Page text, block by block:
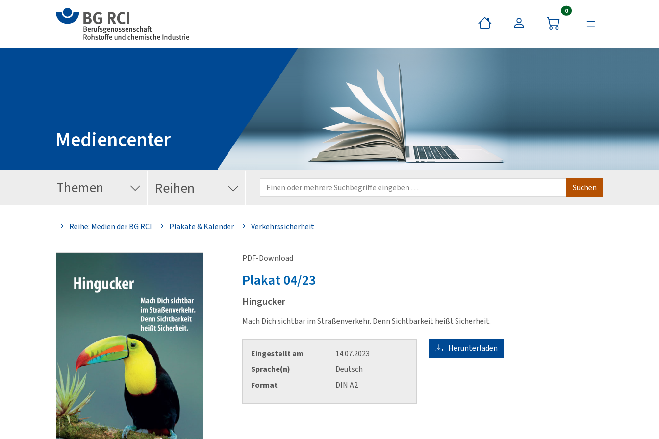
0Artikel im Warenkorb
Mediencenter
Themen Reihen
Reihe: Medien der BG RCI Plakate & Kalender Verkehrssicherheit
PDF-Download
Plakat04/23
Hingucker
Mach Dich sichtbar im Straßenverkehr. Denn Sichtbarkeit heißt Sicherheit.
Eingestellt am
14.07.2023
Sprache(n)
Deutsch
Format
DIN A2
Herunterladen